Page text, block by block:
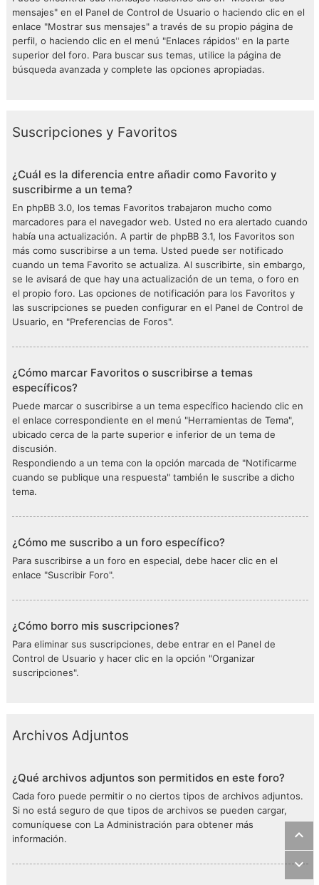
mensajes" en el Panel de Control de Usuario o haciendo clic en el
enlace "Mostrar sus mensajes" a través de su propio página de
perfil, o haciendo clic en el menú "Enlaces rápidos" en la parte
superior del foro. Para buscar sus temas, utilice la página de
búsqueda avanzada y complete las opciones apropiadas.
Suscripciones y Favoritos
¿Cuál es la diferencia entre añadir como Favorito y
suscribirme a un tema?
En phpBB 3.0, los temas Favoritos trabajaron mucho como
marcadores para el navegador web. Usted no era alertado cuando
había una actualización. A partir de phpBB 3.1, los Favoritos son
más como suscribirse a un tema. Usted puede ser notificado
cuando un tema Favorito se actualiza. Al suscribirte, sin embargo,
se le avisará de que hay una actualización de un tema, o foro en
el propio foro. Las opciones de notificación para los Favoritos y
las suscripciones se pueden configurar en el Panel de Control de
Usuario, en "Preferencias de Foros".
¿Cómo marcar Favoritos o suscribirse a temas
específicos?
Puede marcar o suscribirse a un tema específico haciendo clic en
el enlace correspondiente en el menú "Herramientas de Tema",
ubicado cerca de la parte superior e inferior de un tema de
discusión.
Respondiendo a un tema con la opción marcada de "Notificarme
cuando se publique una respuesta" también le suscribe a dicho
tema.
¿Cómo me suscribo a un foro específico?
Para suscribirse a un foro en especial, debe hacer clic en el
enlace "Suscribir Foro".
¿Cómo borro mis suscripciones?
Para eliminar sus suscripciones, debe entrar en el Panel de
Control de Usuario y hacer clic en la opción "Organizar
suscripciones".
Archivos Adjuntos
¿Qué archivos adjuntos son permitidos en este foro?
Cada foro puede permitir o no ciertos tipos de archivos adjuntos.
Si no está seguro de que tipos de archivos se pueden cargar,
comuníquese con La Administración para obtener más
información.